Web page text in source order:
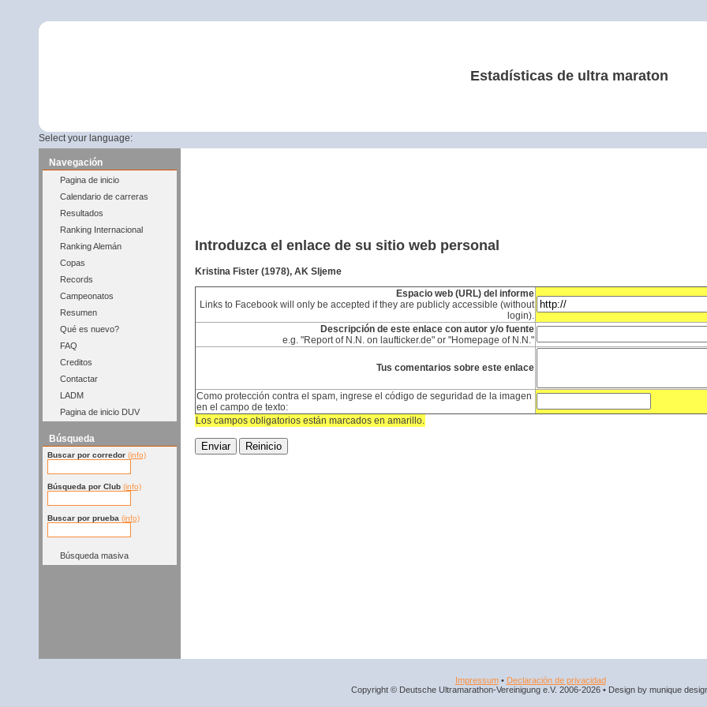
Estadísticas de ultra maraton
Select your language:
Navegación
Pagina de inicio
Calendario de carreras
Resultados
Ranking Internacional
Ranking Alemán
Copas
Records
Campeonatos
Resumen
Qué es nuevo?
FAQ
Creditos
Contactar
LADM
Pagina de inicio DUV
Búsqueda
Buscar por corredor (info)
Búsqueda por Club (info)
Buscar por prueba (info)
Búsqueda masiva
Introduzca el enlace de su sitio web personal
Kristina Fister (1978), AK Sljeme
Espacio web (URL) del informe
Links to Facebook will only be accepted if they are publicly accessible (without
login).
Descripción de este enlace con autor y/o fuente
e.g. "Report of N.N. on laufticker.de" or "Homepage of N.N."
Tus comentarios sobre este enlace
Como protección contra el spam, ingrese el código de seguridad de la imagen
en el campo de texto:
Los campos obligatorios están marcados en amarillo.
Impressum• Declaración de privacidad
Copyright © Deutsche Ultramarathon-Vereinigung e.V. 2006-2026 • Design by munique